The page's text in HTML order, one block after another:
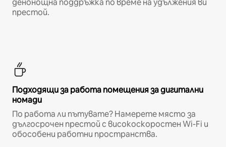
денонощна поддръжка по време на удължения ви
престой.
Подходящи за работа помещения за дигитални
номади
По работа ли пътувате? Намерете място за
дългосрочен престой с високоскоростен Wi-Fi и
обособени работни пространства.